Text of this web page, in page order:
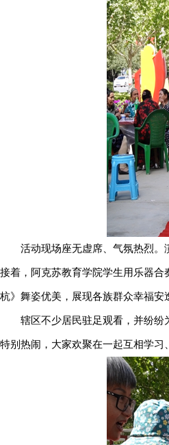
活动现场座无虚席、气氛热烈
接着，阿克苏教育学院学生用乐器
杭》舞姿优美，展现各族群众幸福安
辖区不少居民驻足观看，并纷
特别热闹，大家欢聚在一起互相学